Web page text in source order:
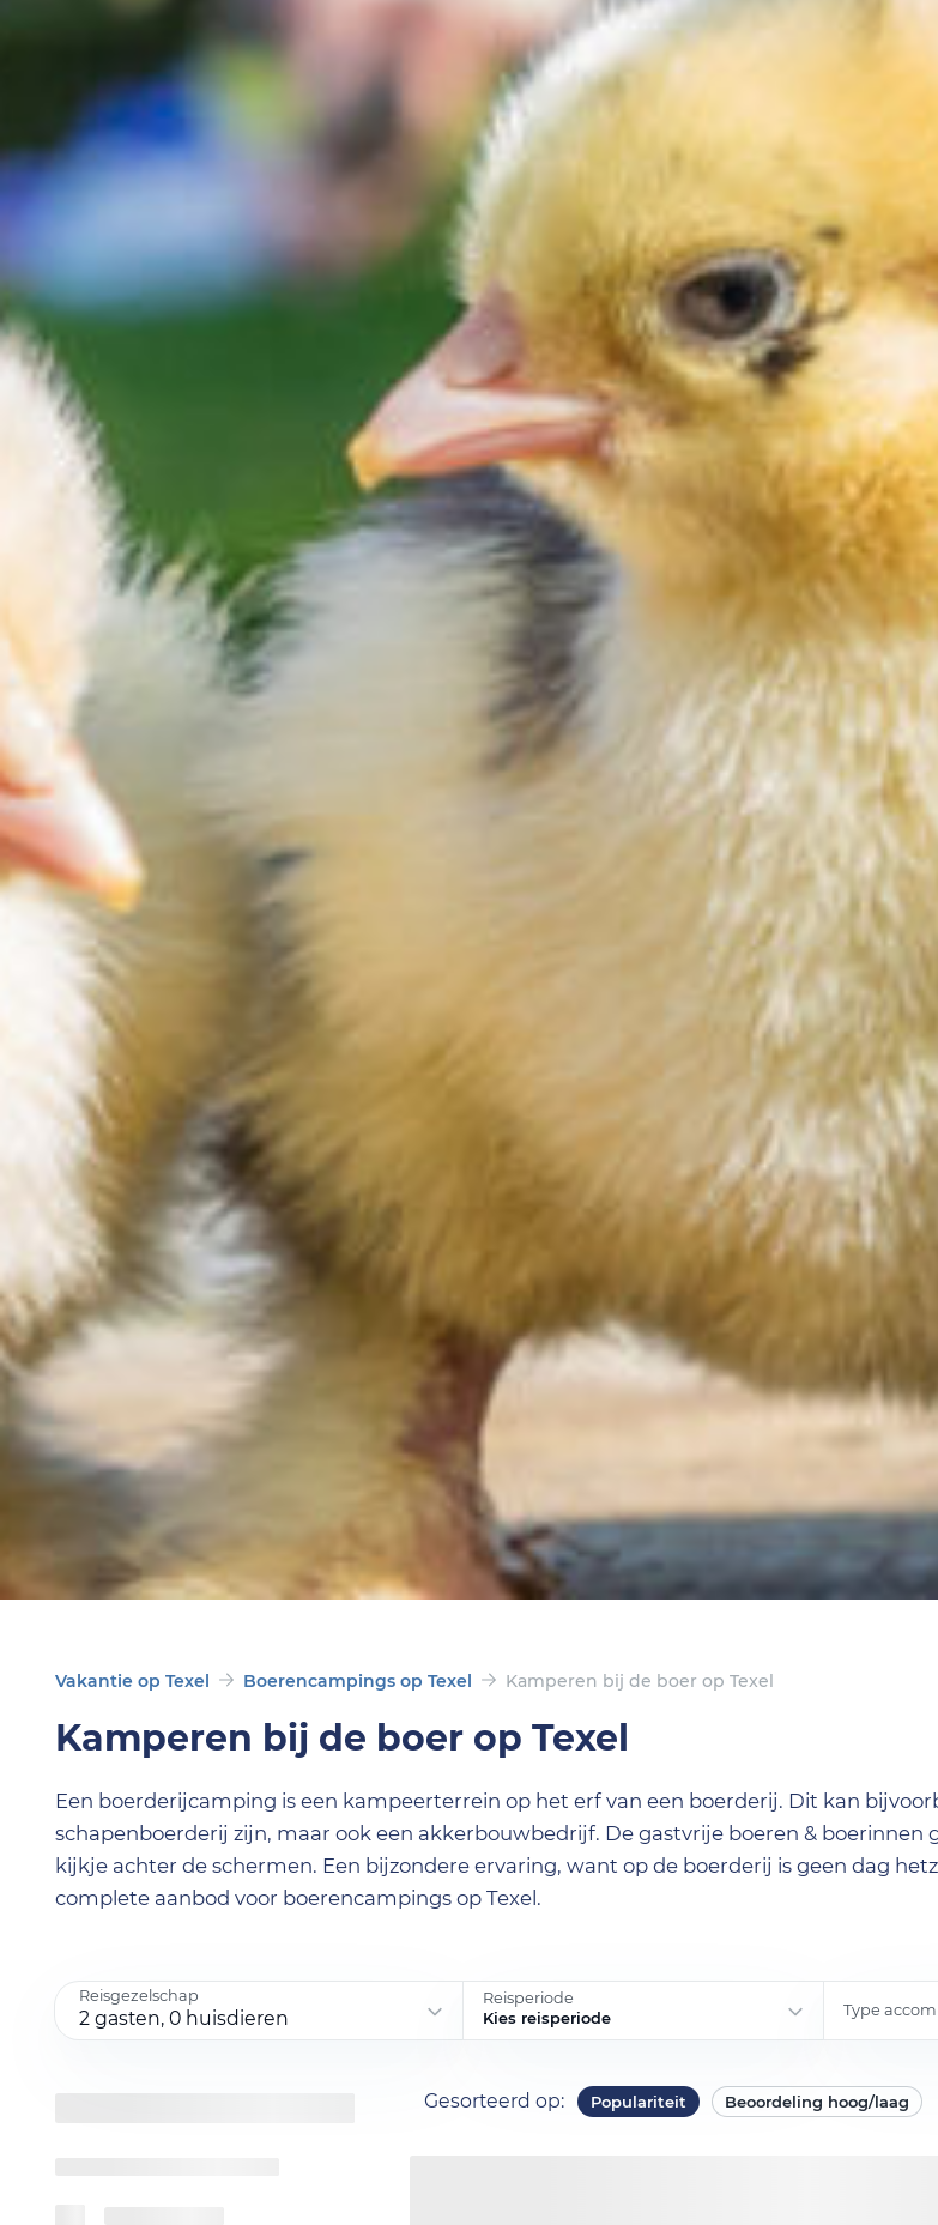
Vakantie op Texel Boerencampings op Texel Kamperen bij de boer op Texel
Kamperen bij de boer op Texel
Een boerderijcamping is een kampeerterrein op het erf van een boerderij. Dit kan
schapenboerderij zijn, maar ook een akkerbouwbedrijf. De gastvrije boeren & boerinnen
kijkje achter de schermen. Een bijzondere ervaring, want op de boerderij is geen dag
complete aanbod voor boerencampings op Texel.
Reisgezelschap
2 gasten, 0 huisdieren
Reisperiode
Kies reisperiode
Type
Gesorteerd op: Populariteit Beoordeling hoog/laag